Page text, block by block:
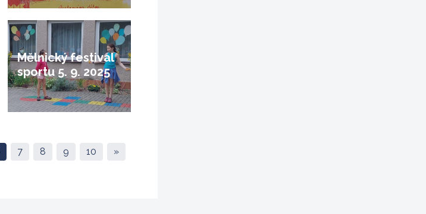
Mělnický festival
sportu 5. 9. 2025
7 8 9 10 »